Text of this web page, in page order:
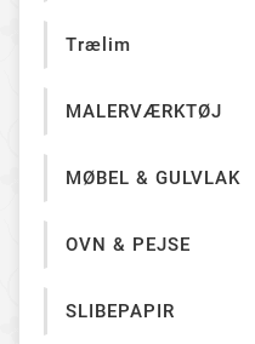
Trælim
MALERVÆRKTØJ
MØBEL & GULVLAK
OVN & PEJSE
SLIBEPAPIR